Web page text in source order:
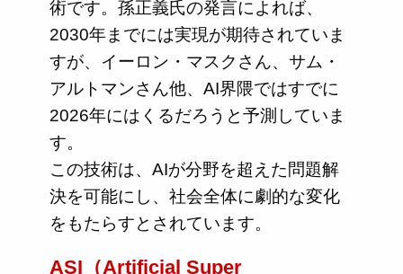
術です。孫正義氏の発言によれば、
2030年までには実現が期待されていま
すが、イーロン・マスクさん、サム・
アルトマンさん他、AI界隈ではすでに
2026年にはくるだろうと予測していま
す。
この技術は、AIが分野を超えた問題解
決を可能にし、社会全体に劇的な変化
をもたらすとされています。
ASI（Artificial Super